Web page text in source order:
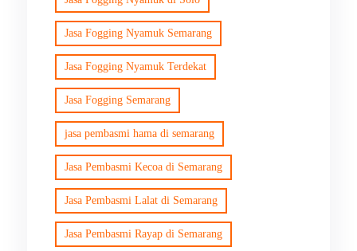
Jasa Fogging Nyamuk Semarang
Jasa Fogging Nyamuk Terdekat
Jasa Fogging Semarang
jasa pembasmi hama di semarang
Jasa Pembasmi Kecoa di Semarang
Jasa Pembasmi Lalat di Semarang
Jasa Pembasmi Rayap di Semarang